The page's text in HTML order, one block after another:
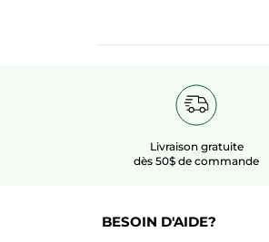
Livraison gratuite
dès 50$ de commande
BESOIN D'AIDE?